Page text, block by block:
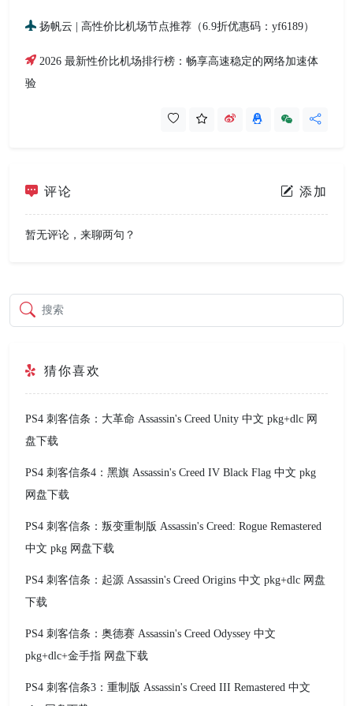
扬帆云 | 高性价比机场节点推荐（6.9折优惠码：yf6189）
2026 最新性价比机场排行榜：畅享高速稳定的网络加速体
验
评论 添加
暂无评论，来聊两句？
搜索
猜你喜欢
PS4 刺客信条：大革命 Assassin's Creed Unity 中文 pkg+dlc 网
盘下载
PS4 刺客信条4：黑旗 Assassin's Creed IV Black Flag 中文 pkg
网盘下载
PS4 刺客信条：叛变重制版 Assassin's Creed: Rogue Remastered
中文 pkg 网盘下载
PS4 刺客信条：起源 Assassin's Creed Origins 中文 pkg+dlc 网盘
下载
PS4 刺客信条：奥德赛 Assassin's Creed Odyssey 中文
pkg+dlc+金手指 网盘下载
PS4 刺客信条3：重制版 Assassin's Creed III Remastered 中文